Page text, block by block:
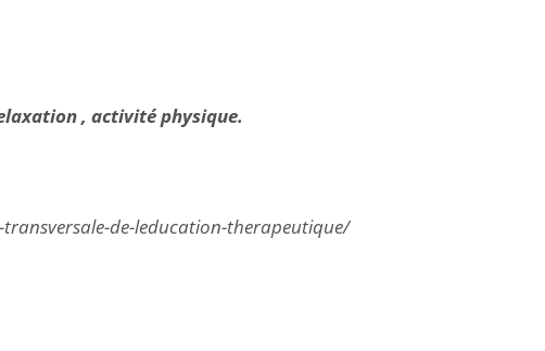
, activité physique.
de-leducation-therapeutique/